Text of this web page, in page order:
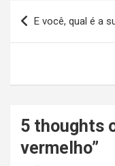
Navegação
de
E você, qual é a
5 thoughts
vermelho”